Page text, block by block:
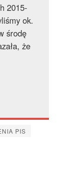
2015-
ok.
środę
że
PIS